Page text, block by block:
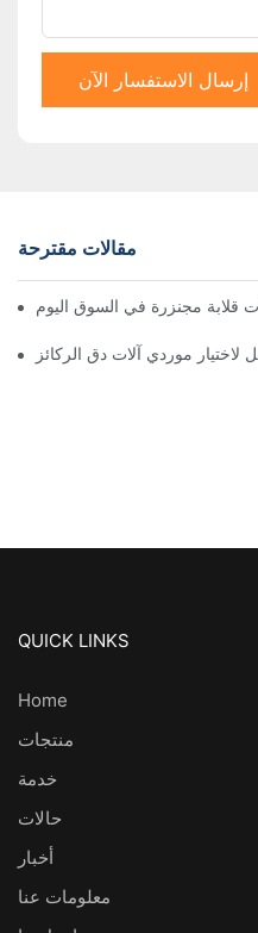
إرسال الاستفسار الآن
مقالات مقترحة
قلابة مجنزرة في السوق اليوم
لاختيار موردي آلات دق الركائز
QUICK LINKS
Home
منتجات
خدمة
حالات
أخبار
معلومات عنا